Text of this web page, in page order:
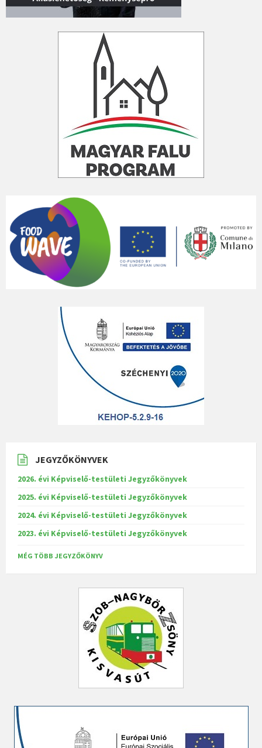
JEGYZŐKÖNYVEK
2026. évi Képviselő-testületi Jegyzőkönyvek
2025. évi Képviselő-testületi Jegyzőkönyvek
2024. évi Képviselő-testületi Jegyzőkönyvek
2023. évi Képviselő-testületi Jegyzőkönyvek
MÉG TÖBB JEGYZŐKÖNYV